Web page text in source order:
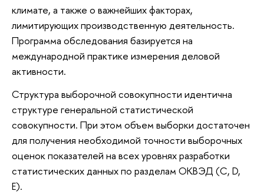
климате, а также о важнейших факторах,
лимитирующих производственную деятельность.
Программа обследования базируется на
международной практике измерения деловой
активности.
Структура выборочной совокупности идентична
структуре генеральной статистической
совокупности. При этом объем выборки достаточен
для получения необходимой точности выборочных
оценок показателей на всех уровнях разработки
статистических данных по разделам ОКВЭД (C, D,
E).